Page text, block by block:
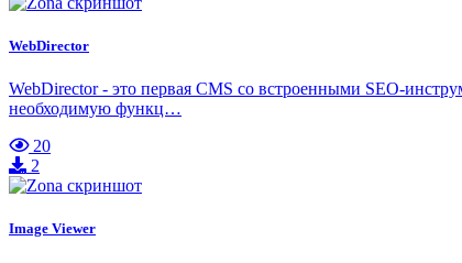
WebDirector
WebDirector - это первая CMS со встроенными SEO-
необходимую функц…
20
2
Image Viewer